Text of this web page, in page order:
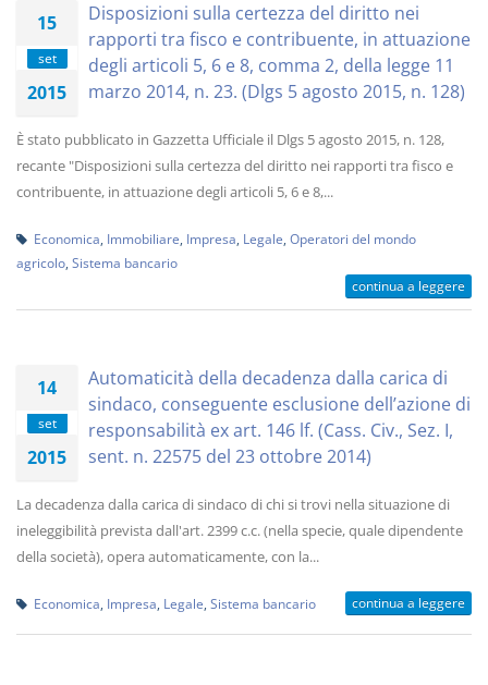
15
set
2015
Disposizioni sulla certezza del diritto nei
rapporti tra fisco e contribuente, in attuazione
degli articoli 5, 6 e 8, comma 2, della legge 11
marzo 2014, n. 23. (Dlgs 5 agosto 2015, n. 128)
È stato pubblicato in Gazzetta Ufficiale il Dlgs 5 agosto 2015, n. 128,
recante "Disposizioni sulla certezza del diritto nei rapporti tra fisco e
contribuente, in attuazione degli articoli 5, 6 e 8,...
Economica Immobiliare Impresa Legale Operatori del mondo
agricolo Sistema bancario
continua a leggere
14
set
2015
Automaticità della decadenza dalla carica di
sindaco, conseguente esclusione dell’azione di
responsabilità ex art. 146 lf. (Cass. Civ., Sez. I,
sent. n. 22575 del 23 ottobre 2014)
La decadenza dalla carica di sindaco di chi si trovi nella situazione di
ineleggibilità prevista dall'art. 2399 c.c. (nella specie, quale dipendente
della società), opera automaticamente, con la...
Economica Impresa Legale Sistema bancario continua a leggere